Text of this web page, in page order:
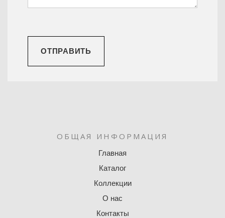
ОТПРАВИТЬ
ОБЩАЯ ИНФОРМАЦИЯ
Главная
Каталог
Коллекции
О нас
Контакты